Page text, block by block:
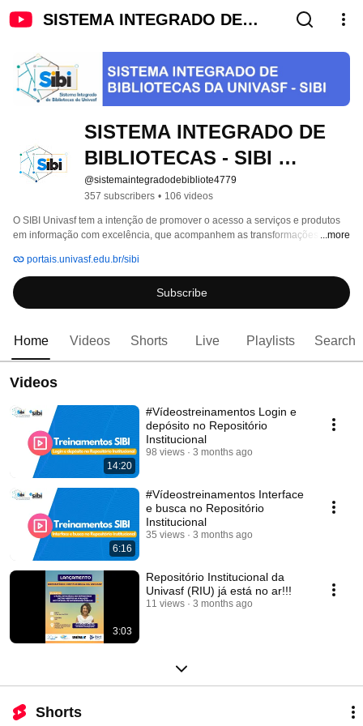
SISTEMA INTEGRADO DE
SISTEMA INTEGRADO DE
BIBLIOTECAS - SIBI
UNIVASF
@sistemaintegradodebibliote4779
357 subscribers • 106 videos
O SIBI Univasf tem a intenção de promover o acesso a serviços e produtos
em informação com excelência, que acompanhem as transformações
expectativas de seus usuários.
...more
portais.univasf.edu.br/sibi
Subscribe
Home Videos Shorts Live Playlists Search
Videos
14:20
#Vídeostreinamentos Login e
depósito no Repositório
Institucional
98 views 3 months ago
6:16
#Vídeostreinamentos Interface
e busca no Repositório
Institucional
35 views 3 months ago
3:03
Repositório Institucional da
Univasf (RIU) já está no ar!!!
11 views 3 months ago
Shorts